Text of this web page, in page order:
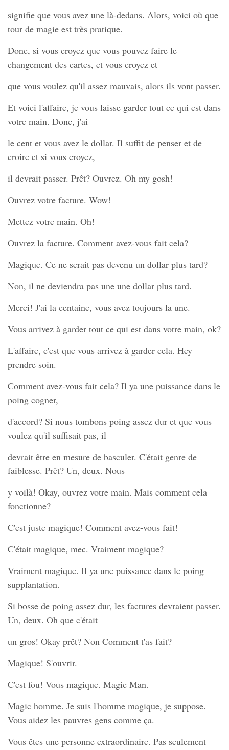
signifie que vous avez une là-dedans. Alors, voici où que
tour de magie est très pratique.
Donc, si vous croyez que vous pouvez faire le
changement des cartes, et vous croyez et
que vous voulez qu'il assez mauvais, alors ils vont passer.
Et voici l'affaire, je vous laisse garder tout ce qui est dans
votre main. Donc, j'ai
le cent et vous avez le dollar. Il suffit de penser et de
croire et si vous croyez,
il devrait passer. Prêt? Ouvrez. Oh my gosh!
Ouvrez votre facture. Wow!
Mettez votre main. Oh!
Ouvrez la facture. Comment avez-vous fait cela?
Magique. Ce ne serait pas devenu un dollar plus tard?
Non, il ne deviendra pas une une dollar plus tard.
Merci! J'ai la centaine, vous avez toujours la une.
Vous arrivez à garder tout ce qui est dans votre main, ok?
L'affaire, c'est que vous arrivez à garder cela. Hey
prendre soin.
Comment avez-vous fait cela? Il ya une puissance dans le
poing cogner,
d'accord? Si nous tombons poing assez dur et que vous
voulez qu'il suffisait pas, il
devrait être en mesure de basculer. C'était genre de
faiblesse. Prêt? Un, deux. Nous
y voilà! Okay, ouvrez votre main. Mais comment cela
fonctionne?
C'est juste magique! Comment avez-vous fait!
C'était magique, mec. Vraiment magique?
Vraiment magique. Il ya une puissance dans le poing
supplantation.
Si bosse de poing assez dur, les factures devraient passer.
Un, deux. Oh que c'était
un gros! Okay prêt? Non Comment t'as fait?
Magique! S'ouvrir.
C'est fou! Vous magique. Magic Man.
Magic homme. Je suis l'homme magique, je suppose.
Vous aidez les pauvres gens comme ça.
Vous êtes une personne extraordinaire. Pas seulement